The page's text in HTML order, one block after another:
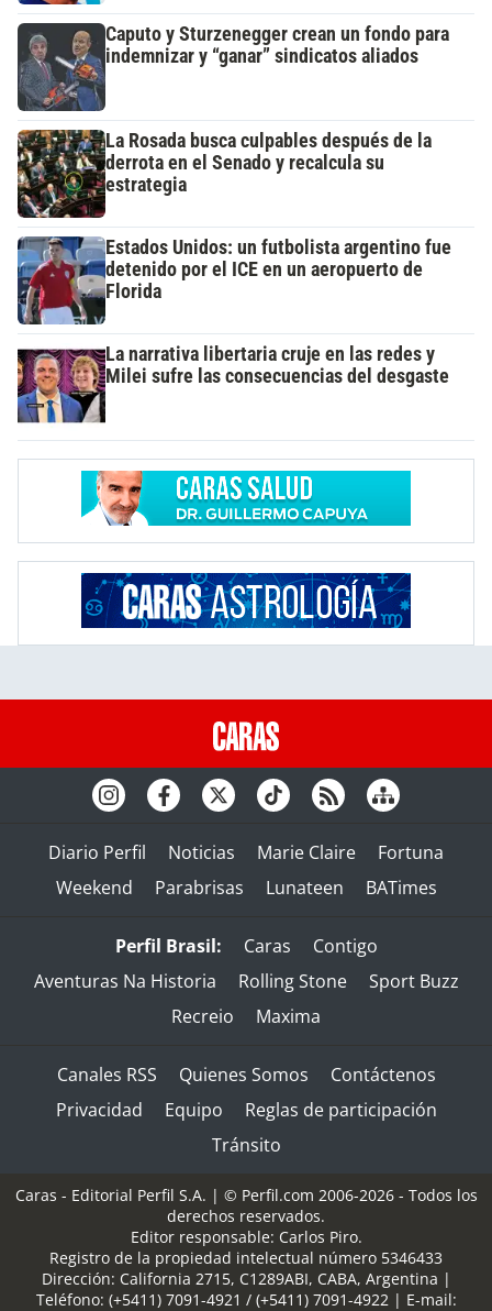
Caputo y Sturzenegger crean un fondo para
indemnizar y “ganar” sindicatos aliados
La Rosada busca culpables después de la
derrota en el Senado y recalcula su
estrategia
Estados Unidos: un futbolista argentino fue
detenido por el ICE en un aeropuerto de
Florida
La narrativa libertaria cruje en las redes y
Milei sufre las consecuencias del desgaste
Diario Perfil Noticias Marie Claire
Fortuna
Weekend
Parabrisas Lunateen BATimes
Perfil Brasil: Caras
Contigo
Aventuras Na Historia
Rolling Stone
Sport Buzz
Recreio
Maxima
Canales RSS Quienes Somos
Contáctenos
Privacidad
Equipo
Reglas de participación
Tránsito
Caras - Editorial Perfil S.A. | © Perfil.com 2006-2026 - Todos los
derechos reservados.
Editor responsable: Carlos Piro.
Registro de la propiedad intelectual número 5346433
Dirección: California 2715, C1289ABI, CABA, Argentina |
Teléfono: (+5411) 7091-4921 / (+5411) 7091-4922| E-mail: